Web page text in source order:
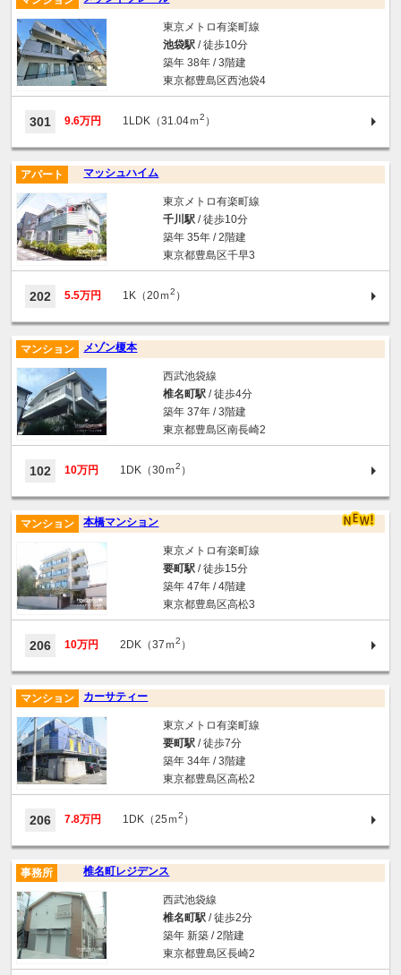
東京メトロ有楽町線
池袋駅/ 徒歩10分
築年 38年 / 3階建
東京都豊島区西池袋4
301 9.6万円 1LDK（31.04ｍ2 ）
マッシュハイム
アパート
東京メトロ有楽町線
千川駅/ 徒歩10分
築年 35年 / 2階建
東京都豊島区千早3
202 5.5万円 1K（20ｍ2 ）
メゾン榎本
マンション
西武池袋線
椎名町駅/ 徒歩4分
築年 37年 / 3階建
東京都豊島区南長崎2
102 10万円 1DK（30ｍ2 ）
本橋マンション
マンション
東京メトロ有楽町線
要町駅/ 徒歩15分
築年 47年 / 4階建
東京都豊島区高松3
206 10万円 2DK（37ｍ2 ）
カーサティー
マンション
東京メトロ有楽町線
要町駅/ 徒歩7分
築年 34年 / 3階建
東京都豊島区高松2
206 7.8万円 1DK（25ｍ2 ）
椎名町レジデンス
事務所
西武池袋線
椎名町駅/ 徒歩2分
築年 新築 / 2階建
東京都豊島区長崎2